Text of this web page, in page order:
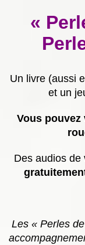
«
Un livre (aussi
et un
Vous pouvez
Des audios de
Les « Perles